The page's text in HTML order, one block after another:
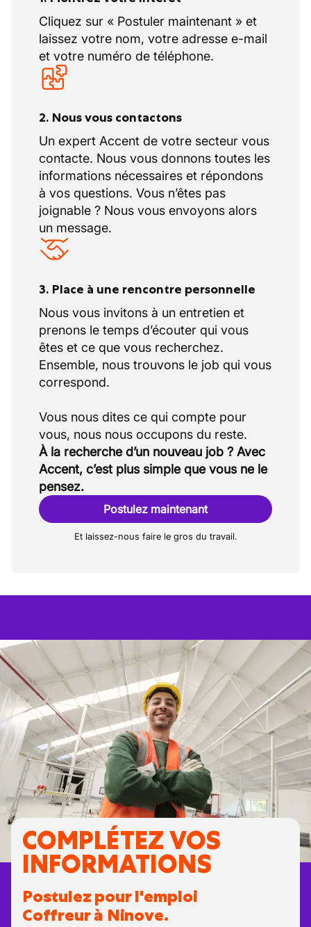
Cliquez sur « Postuler maintenant » et
laissez votre nom, votre adresse e-mail
et votre numéro de téléphone.
2. Nous vous contactons
Un expert Accent de votre secteur vous
contacte. Nous vous donnons toutes les
informations nécessaires et répondons
à vos questions. Vous n’êtes pas
joignable ? Nous vous envoyons alors
un message.
3. Place à une rencontre personnelle
Nous vous invitons à un entretien et
prenons le temps d’écouter qui vous
êtes et ce que vous recherchez.
Ensemble, nous trouvons le job qui vous
correspond.
Vous nous dites ce qui compte pour
À la recherche d’un nouveau job ? Avec
Accent, c’est plus simple que vous ne le
pensez.
Postulez maintenant
Et laissez-nous faire le gros du travail.
COMPLÉTEZ VOS
INFORMATIONS
Postulez pour l'emploi
Coffreur à Ninove.